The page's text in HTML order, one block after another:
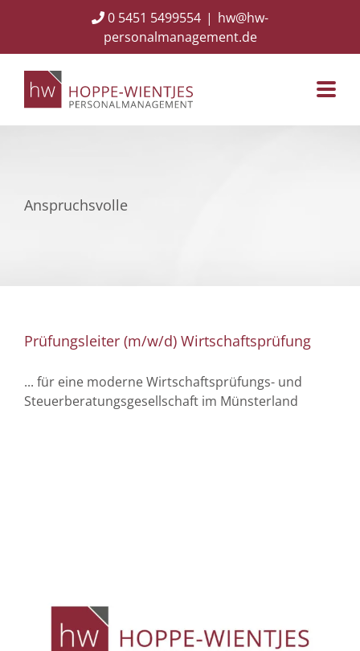
0 5451 5499554 | hw@hw-
personalmanagement.de
Anspruchsvolle
Prüfungsleiter (m/w/d) Wirtschaftsprüfung
... für eine moderne Wirtschaftsprüfungs- und
Steuerberatungsgesellschaft im Münsterland